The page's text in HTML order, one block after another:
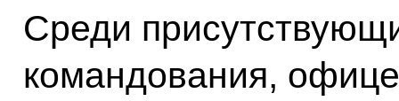
Среди
командования,